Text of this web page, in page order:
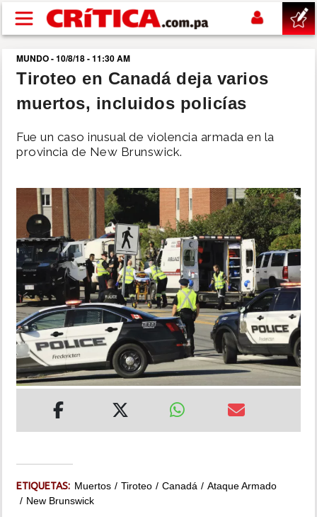
Pasar al contenido principal
buscar
SUCESOS
NACIONAL
SHOW
DEPORTES
MUNDO
INSÓLITAS
MULTIMEDIA
MUNDO - 10/8/18 - 11:30 AM
Tiroteo en Canadá deja varios
muertos, incluidos policías
Fue un caso inusual de violencia armada en la
provincia de New Brunswick.
ETIQUETAS: Muertos Tiroteo Canadá
Ataque Armado
New Brunswick